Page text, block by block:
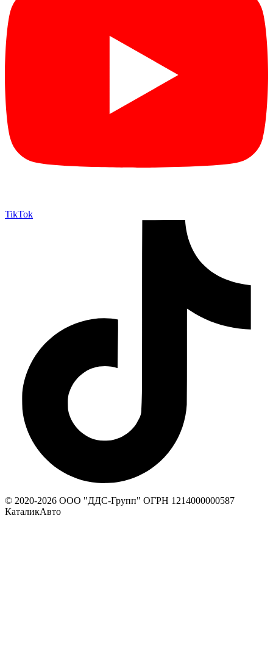
TikTok
© 2020-2026 ООО "ДДС-Групп" ОГРН 1214000000587
КаталикАвто